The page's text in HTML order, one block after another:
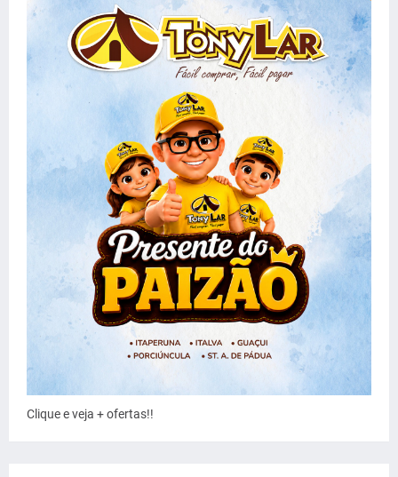
Clique e veja + ofertas!!